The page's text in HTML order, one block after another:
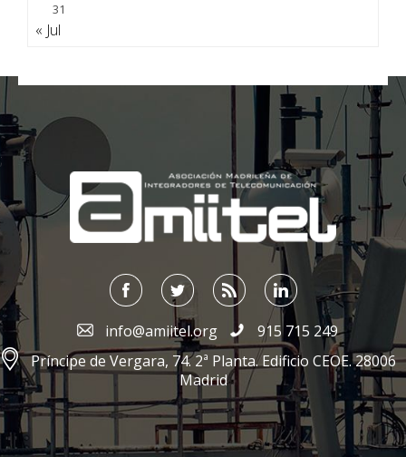
31
« Jul
;
info@amiitel.org
915 715 249
Príncipe de Vergara, 74. 2ª Planta. Edificio CEOE. 28006
Madrid